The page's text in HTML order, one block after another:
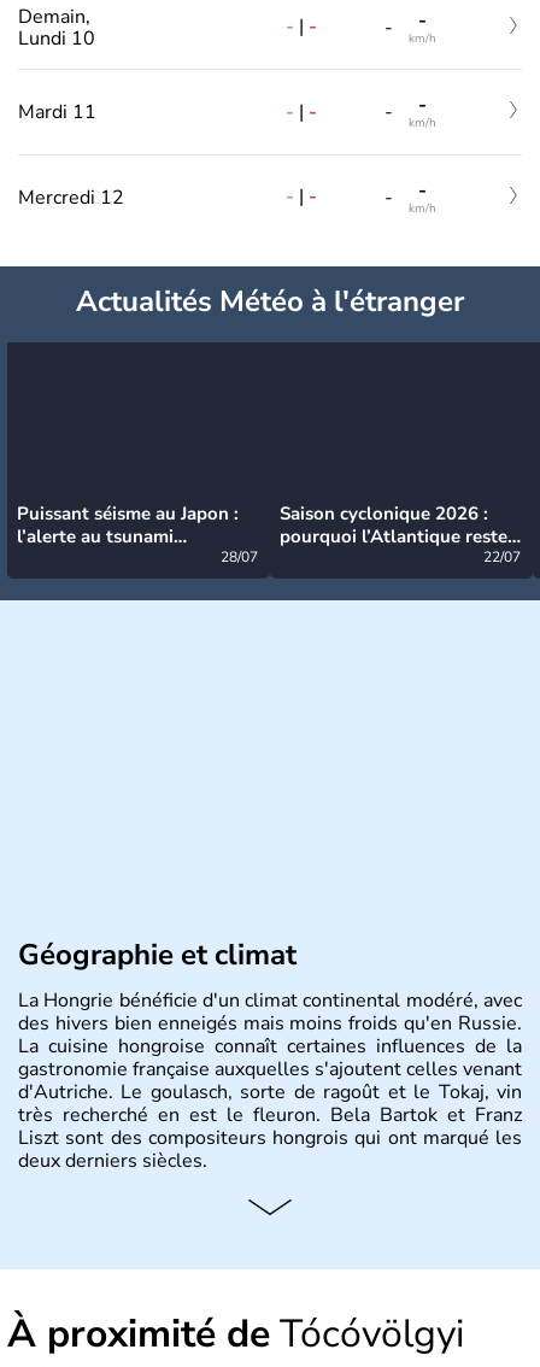
Demain,
Lundi 10
- | - - -
km/h
Mardi 11 - | - - -
km/h
Mercredi 12 - | - - -
km/h
Actualités Météo à l'étranger
Puissant séisme au Japon :
l’alerte au tsunami
28/07
Saison cyclonique 2026 :
pourquoi l’Atlantique reste
22/07
Géographie et climat
La Hongrie bénéficie d'un climat continental modéré, avec
des hivers bien enneigés mais moins froids qu'en Russie.
La cuisine hongroise connaît certaines influences de la
gastronomie française auxquelles s'ajoutent celles venant
d'Autriche. Le goulasch, sorte de ragoût et le Tokaj, vin
très recherché en est le fleuron. Bela Bartok et Franz
Liszt sont des compositeurs hongrois qui ont marqué les
deux derniers siècles.
Histoire et administration
depuis 2004, la Hongrie est aussi appelée « pays magyar
pays dont la langue est bien-sûr le hongrois et la
monnaie le forint. Sa capitale s'appelle Budapest.
À proximité deTócóvölgyi